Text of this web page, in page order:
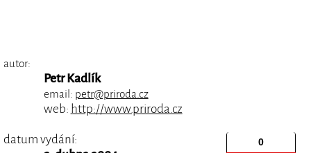
autor:
Petr Kadlík
email: petr@priroda.cz
web: http://www.priroda.cz
datum vydání: